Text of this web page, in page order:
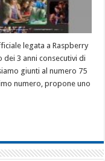
legata a Raspberry
3 anni consecutivi di
giunti al numero 75
numero, propone uno